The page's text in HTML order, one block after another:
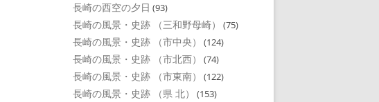
長崎の西空の夕日 (93)
長崎の風景・史跡 （三和野母崎） (75)
長崎の風景・史跡 （市中央） (124)
長崎の風景・史跡 （市北西） (74)
長崎の風景・史跡 （市東南） (122)
長崎の風景・史跡 （県 北） (153)